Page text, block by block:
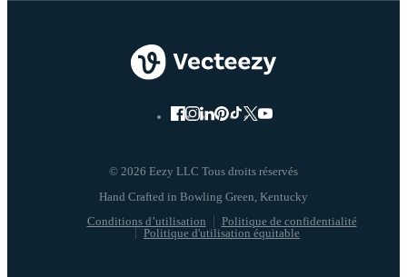
© 2026 Eezy LLC Tous droits réservés
Conditions d’utilisation
Politique de confidentialité
Politique d'utilisation équitable